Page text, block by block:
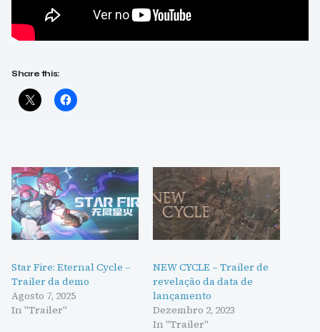
Share this:
Star Fire: Eternal Cycle –
Trailer da demo
Agosto 7, 2025
In "Trailer"
NEW CYCLE – Trailer de
revelação da data de
lançamento
Dezembro 2, 2023
In "Trailer"